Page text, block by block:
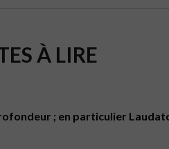
À LIRE
; en particulier